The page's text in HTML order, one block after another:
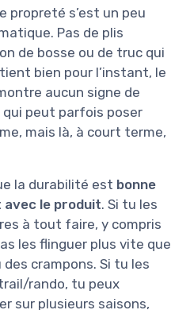
propreté s’est un peu
Pas de plis
de bosse ou de truc qui
bien pour l’instant, le
aucun signe de
qui peut parfois poser
mais là, à court terme,
la durabilité est bonne
avec le produit. Si tu les
à tout faire, y compris
les flinguer plus vite que
crampons. Si tu les
rando, tu peux
sur plusieurs saisons,